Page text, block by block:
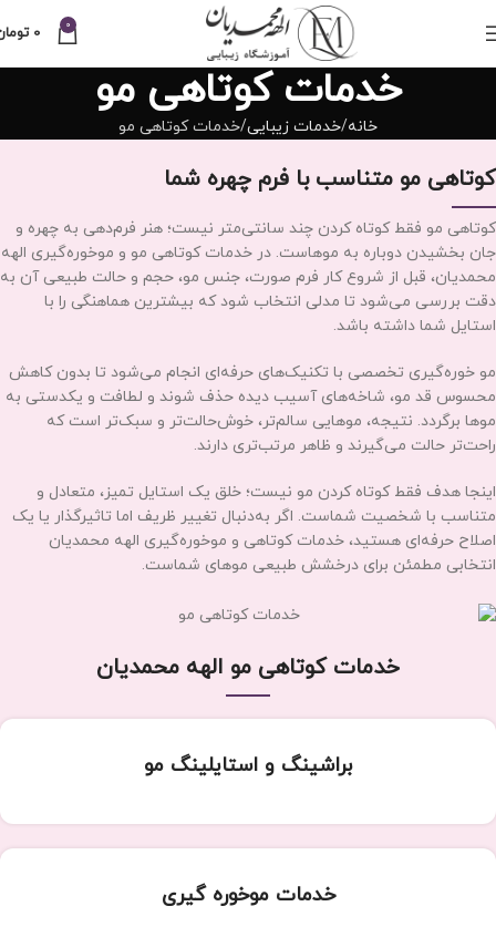
0
0
خدمات کوتاهی مو
خانه خدمات زیبایی خدمات کوتاهی مو
کوتاهی مو متناسب با فرم چهره شما
کوتاهی مو فقط کوتاه کردن چند سانتی‌متر نیست؛ هنر فرم‌دهی به چهره و
جان بخشیدن دوباره به موهاست. در خدمات کوتاهی مو و موخوره‌گیری الهه
محمدیان، قبل از شروع کار فرم صورت، جنس مو، حجم و حالت طبیعی آن به‌
دقت بررسی می‌شود تا مدلی انتخاب شود که بیشترین هماهنگی را با
استایل شما داشته باشد.
مو خوره‌گیری تخصصی با تکنیک‌های حرفه‌ای انجام می‌شود تا بدون کاهش
محسوس قد مو، شاخه‌های آسیب‌ دیده حذف شوند و لطافت و یکدستی به
موها برگردد. نتیجه، موهایی سالم‌تر، خوش‌حالت‌تر و سبک‌تر است که
راحت‌تر حالت می‌گیرند و ظاهر مرتب‌تری دارند.
اینجا هدف فقط کوتاه کردن مو نیست؛ خلق یک استایل تمیز، متعادل و
متناسب با شخصیت شماست. اگر به‌دنبال تغییر ظریف اما تاثیرگذار یا یک
اصلاح حرفه‌ای هستید، خدمات کوتاهی و موخوره‌گیری الهه محمدیان
انتخابی مطمئن برای درخشش طبیعی موهای شماست.
خدمات کوتاهی مو الهه محمدیان
براشینگ و استایلینگ مو
خدمات موخوره گیری